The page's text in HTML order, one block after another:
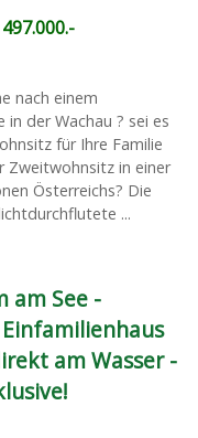
nach einem
der Wachau ? sei es
für Ihre Familie
Zweitwohnsitz in einer
Österreichs? Die
...
am See -
am Wasser -